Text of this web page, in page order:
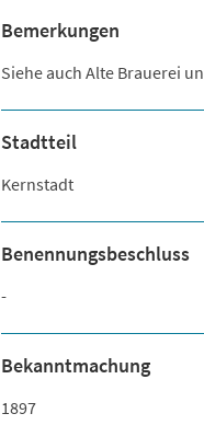
Bemerkungen
Siehe auch Alte Brauerei
Stadtteil
Kernstadt
Benennungsbeschluss
-
Bekanntmachung
1897